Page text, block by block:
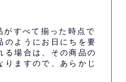
すべて揃った時点で
のようにお日にちを要
る場合は、その商品の
りますので、あらかじ